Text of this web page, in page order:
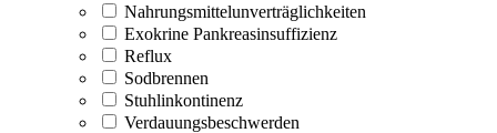
Nahrungsmittelunverträglichkeiten
Exokrine Pankreasinsuffizienz
Reflux
Sodbrennen
Stuhlinkontinenz
Verdauungsbeschwerden